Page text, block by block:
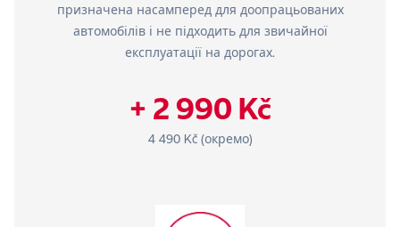
призначена насамперед для доопрацьованих
автомобілів і не підходить для звичайної
експлуатації на дорогах.
+ 2 990 Kč
4 490 Kč (окремо)